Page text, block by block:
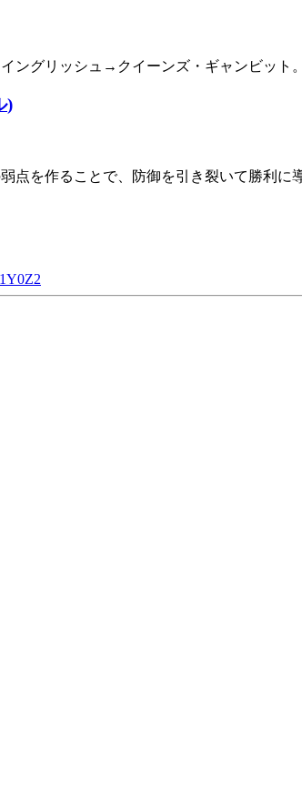
グリッシュ→クイーンズ・ギャンビット。
)
点を作ることで、防御を引き裂いて勝利
1Y0Z2